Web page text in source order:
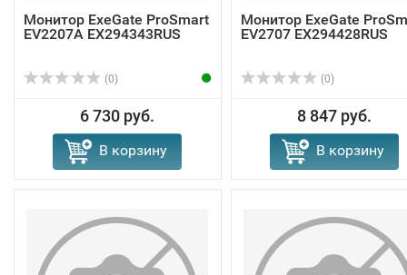
Монитор ExeGate ProSmart
EV2207A EX294343RUS
(0)
6 730 руб.
В корзину
Монитор ExeGate
EV2707 EX294428RUS
(0)
8 847 руб.
В корзину